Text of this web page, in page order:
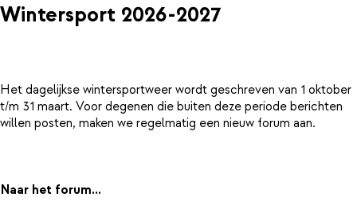
Wintersport 2026-2027
Het dagelijkse wintersportweer wordt geschreven van 1 oktober
t/m 31 maart. Voor degenen die buiten deze periode berichten
willen posten, maken we regelmatig een nieuw forum aan.
Naar het forum...